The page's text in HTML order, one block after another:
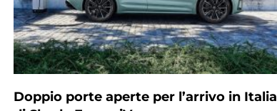
Doppio porte aperte per l’arrivo in Italia